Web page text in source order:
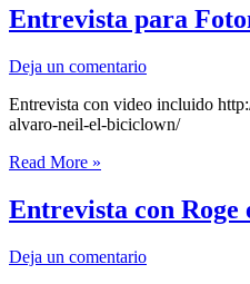
es
el
del
Entrevista para
Deja un comentario
Entrevista con video incluido
alvaro-neil-el-biciclown/
Entrevista
Fotomundo
Read More »
Entrevista con Roge
Deja un comentario